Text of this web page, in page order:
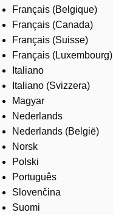
Français (Belgique)
Français (Canada)
Français (Suisse)
Français (Luxembourg)
Italiano
Italiano (Svizzera)
Magyar
Nederlands
Nederlands (België)
Norsk
Polski
Português
Slovenčina
Suomi